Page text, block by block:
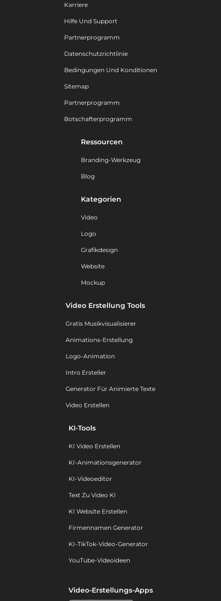
Karriere
Hilfe Und Support
Partnerprogramm
Datenschutzrichtlinie
Bedingungen Und Konditionen
Sitemap
Partnerprogramm
Botschafterprogramm
Ressourcen
Branding-Werkzeug
Blog
Kategorien
Video
Logo
Grafikdesign
Website
Mockup
Video Erstellung Tools
Gratis Musikvisualisierer
Animations-Erstellung
Logo-Animation
Intro Ersteller
Generator Für Animierte Texte
Video Erstellen
KI-Tools
KI Video Erstellen
KI-Animationsgenerator
KI-Videoeditor
Text Zu Video KI
KI Website Erstellen
Firmennamen Generator
KI-TikTok-Video-Generator
YouTube-Videoideen
Video-Erstellungs-Apps